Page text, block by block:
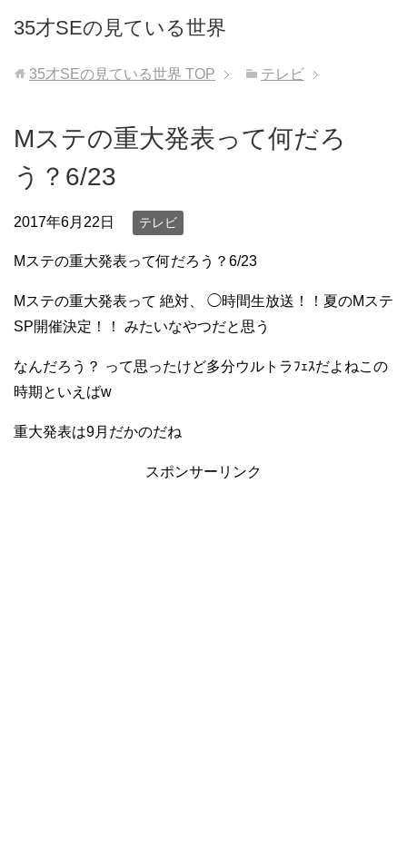
35才SEの見ている世界
35才SEの見ている世界 TOP テレビ
Mステの重大発表って何だろ
う？6/23
2017年6月22日 テレビ
Mステの重大発表って何だろう？6/23
Mステの重大発表って 絶対、 ◯時間生放送！！夏のMステ
SP開催決定！！ みたいなやつだと思う
なんだろう？ って思ったけど多分ウルトラﾌｪｽだよねこの
時期といえばw
重大発表は9月だかのだね
スポンサーリンク